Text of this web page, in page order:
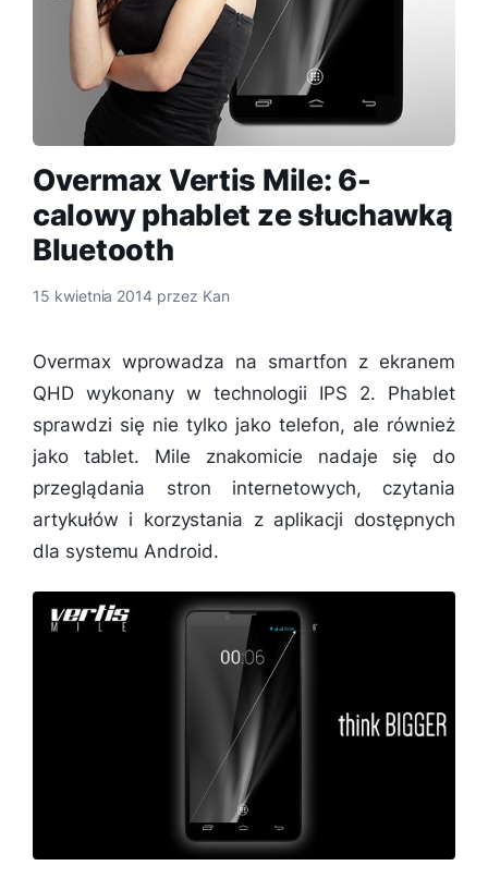
Overmax Vertis Mile: 6-
calowy phablet ze słuchawką
Bluetooth
15 kwietnia 2014 przez Kan
Overmax wprowadza na smartfon z ekranem
QHD wykonany w technologii IPS 2. Phablet
sprawdzi się nie tylko jako telefon, ale również
jako tablet. Mile znakomicie nadaje się do
przeglądania stron internetowych, czytania
artykułów i korzystania z aplikacji dostępnych
dla systemu Android.